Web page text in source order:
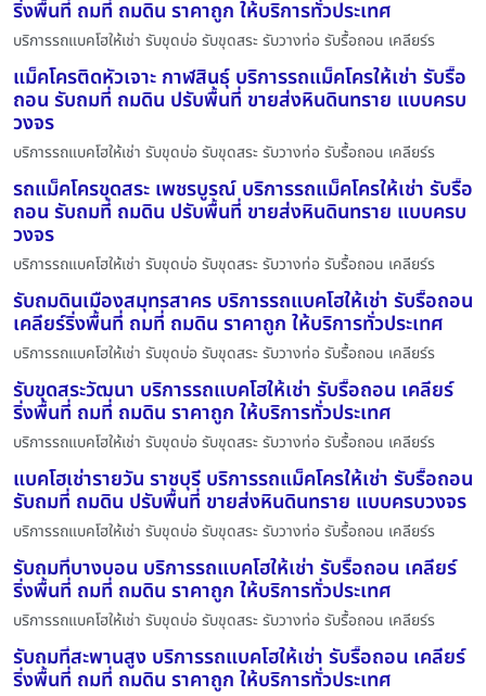
ริ่งพื้นที่ ถมที่ ถมดิน ราคาถูก ให้บริการทั่วประเทศ
บริการรถแบคโฮให้เช่า รับขุดบ่อ รับขุดสระ รับวางท่อ รับรื้อถอน เคลียร์ร
แม็คโครติดหัวเจาะ กาฬสินธุ์ บริการรถแม็คโครให้เช่า รับรื้อ
ถอน รับถมที่ ถมดิน ปรับพื้นที่ ขายส่งหินดินทราย แบบครบ
วงจร
บริการรถแบคโฮให้เช่า รับขุดบ่อ รับขุดสระ รับวางท่อ รับรื้อถอน เคลียร์ร
รถแม็คโครขุดสระ เพชรบูรณ์ บริการรถแม็คโครให้เช่า รับรื้อ
ถอน รับถมที่ ถมดิน ปรับพื้นที่ ขายส่งหินดินทราย แบบครบ
วงจร
บริการรถแบคโฮให้เช่า รับขุดบ่อ รับขุดสระ รับวางท่อ รับรื้อถอน เคลียร์ร
รับถมดินเมืองสมุทรสาคร บริการรถแบคโฮให้เช่า รับรื้อถอน
เคลียร์ริ่งพื้นที่ ถมที่ ถมดิน ราคาถูก ให้บริการทั่วประเทศ
บริการรถแบคโฮให้เช่า รับขุดบ่อ รับขุดสระ รับวางท่อ รับรื้อถอน เคลียร์ร
รับขุดสระวัฒนา บริการรถแบคโฮให้เช่า รับรื้อถอน เคลียร์
ริ่งพื้นที่ ถมที่ ถมดิน ราคาถูก ให้บริการทั่วประเทศ
บริการรถแบคโฮให้เช่า รับขุดบ่อ รับขุดสระ รับวางท่อ รับรื้อถอน เคลียร์ร
แบคโฮเช่ารายวัน ราชบุรี บริการรถแม็คโครให้เช่า รับรื้อถอน
รับถมที่ ถมดิน ปรับพื้นที่ ขายส่งหินดินทราย แบบครบวงจร
บริการรถแบคโฮให้เช่า รับขุดบ่อ รับขุดสระ รับวางท่อ รับรื้อถอน เคลียร์ร
รับถมที่บางบอน บริการรถแบคโฮให้เช่า รับรื้อถอน เคลียร์
ริ่งพื้นที่ ถมที่ ถมดิน ราคาถูก ให้บริการทั่วประเทศ
บริการรถแบคโฮให้เช่า รับขุดบ่อ รับขุดสระ รับวางท่อ รับรื้อถอน เคลียร์ร
รับถมที่สะพานสูง บริการรถแบคโฮให้เช่า รับรื้อถอน เคลียร์
ริ่งพื้นที่ ถมที่ ถมดิน ราคาถูก ให้บริการทั่วประเทศ